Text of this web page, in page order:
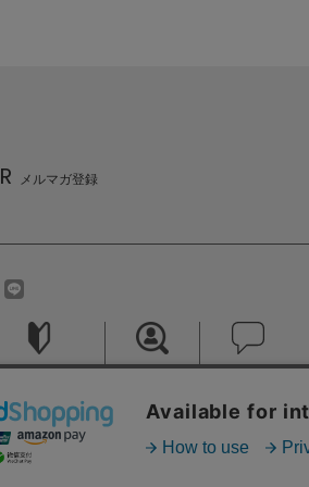
メルマガ登録
ご利用ガイド 採用情報 お問い合せ
人情報保護方針